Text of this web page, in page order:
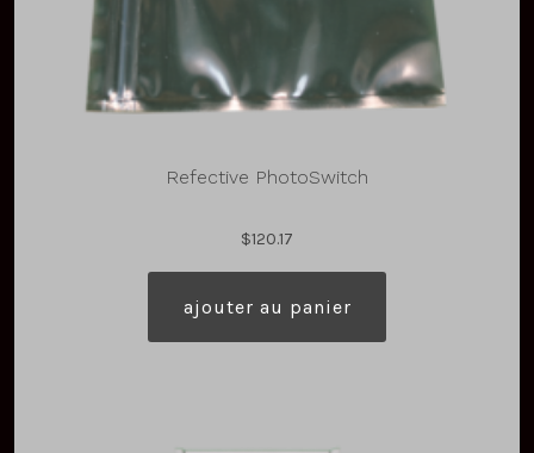
Refective PhotoSwitch
$120.17
ajouter au panier